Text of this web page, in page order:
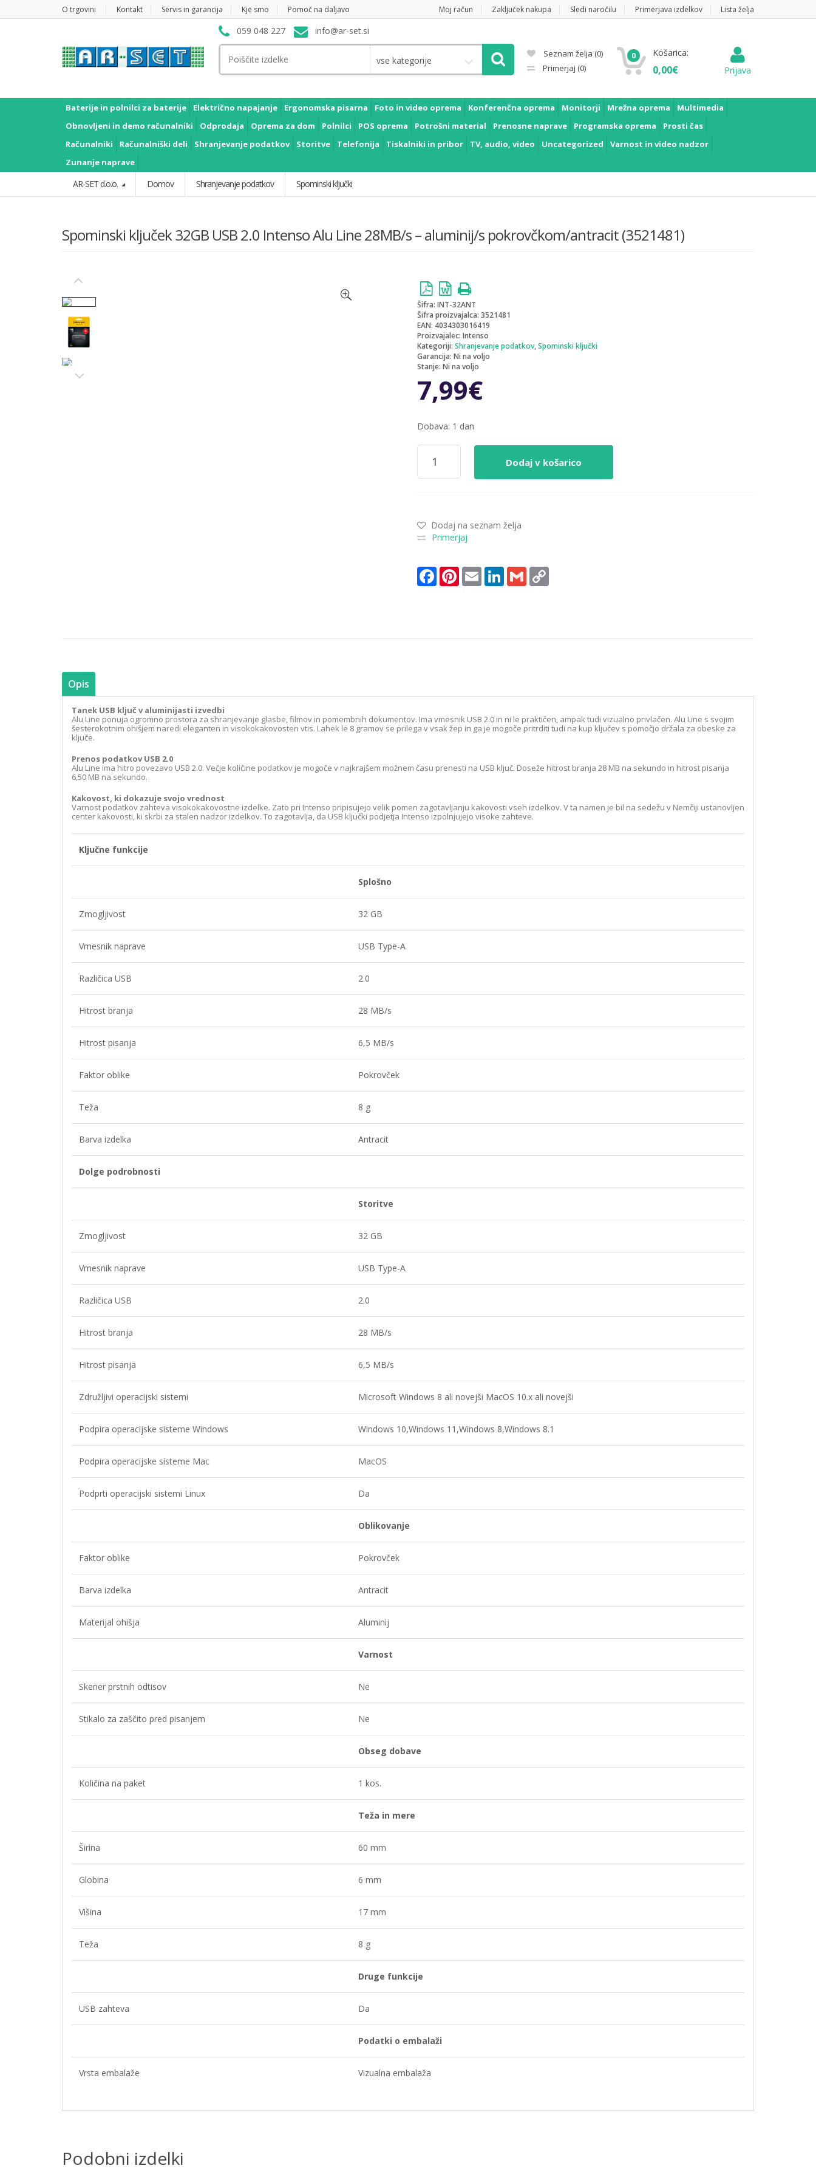
O trgovini Kontakt Servis in garancija Kje smo Pomoč na daljavo Moj račun Zaključek nakupa Sledi naročilu Primerjava izdelkov Lista želja
059 048 227
info@ar-set.si
vse kategorije
Seznam želja (0)
Primerjaj (0)
0 Košarica:
0,00€ Prijava
Baterije in polnilci za baterije Električno napajanje Ergonomska pisarna Foto in video oprema Konferenčna oprema Monitorji Mrežna oprema
Multimedia
Obnovljeni in demo računalniki
Odprodaja Oprema za dom Polnilci POS oprema Potrošni material Prenosne naprave Programska oprema
Prosti čas
Računalniki
Računalniški deli Shranjevanje podatkov Storitve Telefonija Tiskalniki in pribor TV, audio, video Uncategorized
Varnost in video nadzor
Zunanje naprave
AR-SET d.o.o. Domov Shranjevanje podatkov Spominski ključki
Spominski ključek 32GB USB 2.0 Intenso Alu Line 28MB/s – aluminij/s pokrovčkom/antracit (3521481)
Šifra: INT-32ANT
Šifra proizvajalca: 3521481
EAN: 4034303016419
Proizvajalec: Intenso
Kategoriji: Shranjevanje podatkov,Spominski ključki
Garancija: Ni na voljo
Stanje: Ni na voljo
7,99€
Dobava: 1 dan
Spominski
ključek
32GB
Alu
Line
aluminij/s
pokrovčkom/antracit
Dodaj v košarico
Dodaj na seznam želja
Primerjaj
FacebookPinterestEmail LinkedInGmail
Opis
Tanek USB ključ v aluminijasti izvedbi
Alu Line ponuja ogromno prostora za shranjevanje glasbe, filmov in pomembnih dokumentov. Ima vmesnik USB 2.0 in ni le praktičen, ampak tudi vizualno privlačen. Alu Line s svojim
šesterokotnim ohišjem naredi eleganten in visokokakovosten vtis. Lahek le 8 gramov se prilega v vsak žep in ga je mogoče pritrditi tudi na kup ključev s pomočjo držala za obeske za
ključe.
Prenos podatkov USB 2.0
Alu Line ima hitro povezavo USB 2.0. Večje količine podatkov je mogoče v najkrajšem možnem času prenesti na USB ključ. Doseže hitrost branja 28 MB na sekundo in hitrost pisanja
6,50 MB na sekundo.
Kakovost, ki dokazuje svojo vrednost
Varnost podatkov zahteva visokokakovostne izdelke. Zato pri Intenso pripisujejo velik pomen zagotavljanju kakovosti vseh izdelkov. V ta namen je bil na sedežu v Nemčiji ustanovljen
center kakovosti, ki skrbi za stalen nadzor izdelkov. To zagotavlja, da USB ključki podjetja Intenso izpolnjujejo visoke zahteve.
Ključne funkcije
Splošno
Zmogljivost 32 GB
Vmesnik naprave USB Type-A
Različica USB 2.0
Hitrost branja 28 MB/s
Hitrost pisanja 6,5 MB/s
Faktor oblike Pokrovček
Teža 8 g
Barva izdelka Antracit
Dolge podrobnosti
Storitve
Zmogljivost 32 GB
Vmesnik naprave USB Type-A
Različica USB 2.0
Hitrost branja 28 MB/s
Hitrost pisanja 6,5 MB/s
Združljivi operacijski sistemi Microsoft Windows 8 ali novejši MacOS 10.x ali novejši
Podpira operacijske sisteme Windows Windows 10,Windows 11,Windows 8,Windows 8.1
Podpira operacijske sisteme Mac MacOS
Podprti operacijski sistemi Linux Da
Oblikovanje
Faktor oblike Pokrovček
Barva izdelka Antracit
Materijal ohišja Aluminij
Varnost
Skener prstnih odtisov Ne
Stikalo za zaščito pred pisanjem Ne
Obseg dobave
Količina na paket 1 kos.
Teža in mere
Širina 60 mm
Globina 6 mm
Višina 17 mm
Teža 8 g
Druge funkcije
USB zahteva Da
Podatki o embalaži
Vrsta embalaže Vizualna embalaža
Podobni izdelki